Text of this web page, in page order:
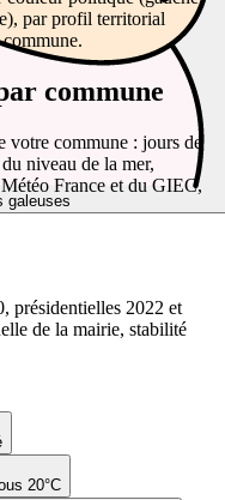
galeuses
20°C
par profil territorial
commune
votre commune : jours de
niveau de la mer,
Météo France et du GIEC,
présidentielles 2022 et
de la mairie, stabilité